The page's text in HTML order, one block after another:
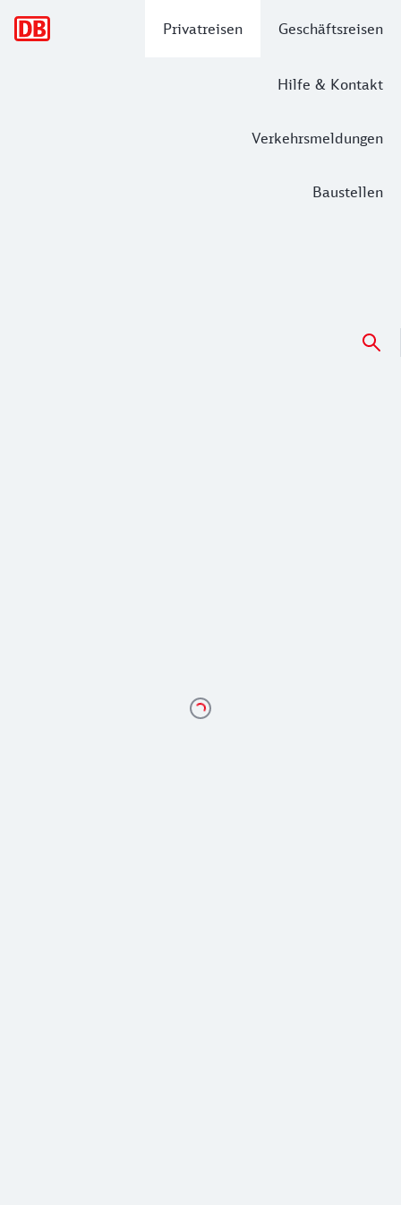
Privatreisen Geschäftsreisen
Hilfe & Kontakt
Verkehrsmeldungen
Baustellen